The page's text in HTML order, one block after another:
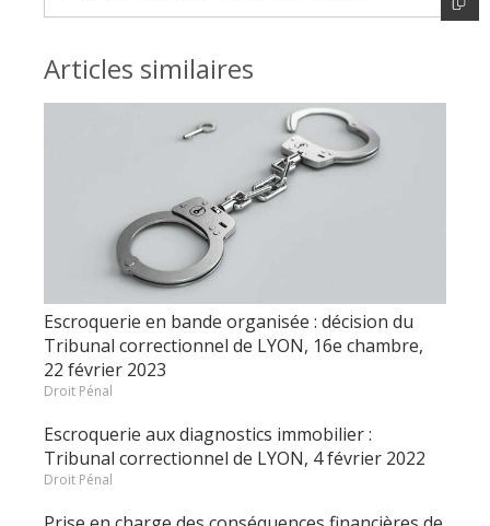
Articles similaires
Escroquerie en bande organisée : décision du
Tribunal correctionnel de LYON, 16e chambre,
22 février 2023
Droit Pénal
Escroquerie aux diagnostics immobilier :
Tribunal correctionnel de LYON, 4 février 2022
Droit Pénal